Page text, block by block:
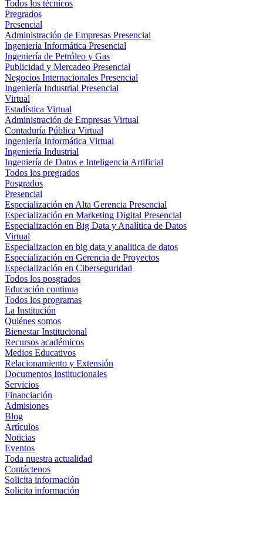
Todos los técnicos
Pregrados
Presencial
Administración de Empresas Presencial
Ingeniería Informática Presencial
Ingeniería de Petróleo y Gas
Publicidad y Mercadeo Presencial
Negocios Internacionales Presencial
Ingeniería Industrial Presencial
Virtual
Estadística Virtual
Administración de Empresas Virtual
Contaduría Pública Virtual
Ingeniería Informática Virtual
Ingeniería Industrial
Ingeniería de Datos e Inteligencia Artificial
Todos los pregrados
Posgrados
Presencial
Especialización en Alta Gerencia Presencial
Especialización en Marketing Digital Presencial
Especialización en Big Data y Analítica de Datos
Virtual
Especializacion en big data y analitica de datos
Especialización en Gerencia de Proyectos
Especialización en Ciberseguridad
Todos los posgrados
Educación continua
Todos los programas
La Institución
Quiénes somos
Bienestar Institucional
Recursos académicos
Medios Educativos
Relacionamiento y Extensión
Documentos Institucionales
Servicios
Financiación
Admisiones
Blog
Artículos
Noticias
Eventos
Toda nuestra actualidad
Contáctenos
Solicita información
Solicita información